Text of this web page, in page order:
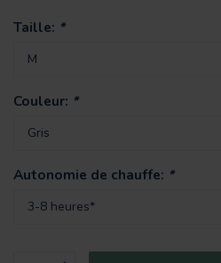
Taille: *
Couleur: *
Autonomie de chauffe: *